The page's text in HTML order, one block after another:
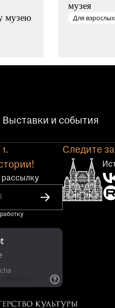
музею
музея
Для взрослых
Выставки и события
рассылку
Следите